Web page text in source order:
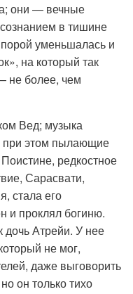
они — вечные
в тишине
уменьшалась и
на который так
не более, чем
Вед; музыка
при этом пылающие
редкостное
Сарасвати,
стала его
и проклял богиню.
дочь Атрейи. У нее
не мог,
даже выговорить
он только тихо